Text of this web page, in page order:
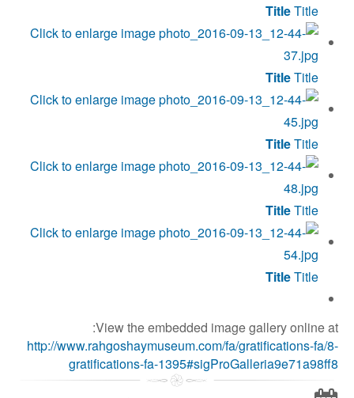
TitleTitle
TitleTitle
TitleTitle
TitleTitle
TitleTitle
View the embedded image gallery online at:
http://www.rahgoshaymuseum.com/fa/gratifications-fa/8-
gratifications-fa-1395#sigProGalleria9e71a98ff8